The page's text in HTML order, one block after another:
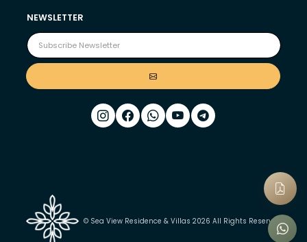
NEWSLETTER
© Sea View Residence & Villas 2026 All Rights Reserved